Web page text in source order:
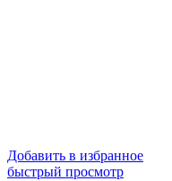
Добавить в избранное
быстрый просмотр